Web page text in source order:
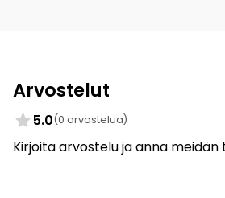
Arvostelut
5.0(0 arvostelua)
Kirjoita arvostelu ja anna